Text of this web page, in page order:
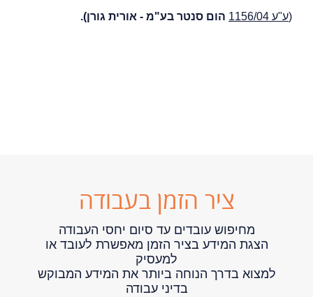
(ע"ע 1156/04 הום סנטר בע"מ - אורית גורן).
ציר הזמן בעבודה
מחיפוש עובדים עד סיום יחסי העבודה
הצגת המידע בציר הזמן מאפשרת לעובד או
למעסיק
למצוא בדרך הנוחה ביותר את המידע המבוקש
בדיני עבודה